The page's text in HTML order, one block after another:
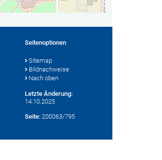
Seitenoptionen
Sitemap
Bildnachweise
Nach oben
Letzte Änderung:
14.10.2025
Seite: 200063/795